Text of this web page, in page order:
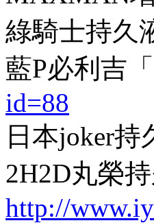
綠騎士持久
藍P必利吉「
id=88
日本joker持
2H2D丸榮
http://